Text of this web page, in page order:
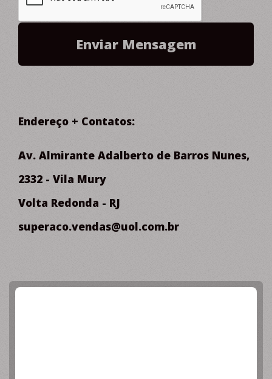
Endereço + Contatos:
Av. Almirante Adalberto de Barros Nunes,
2332 - Vila Mury
Volta Redonda - RJ
superaco.vendas@uol.com.br